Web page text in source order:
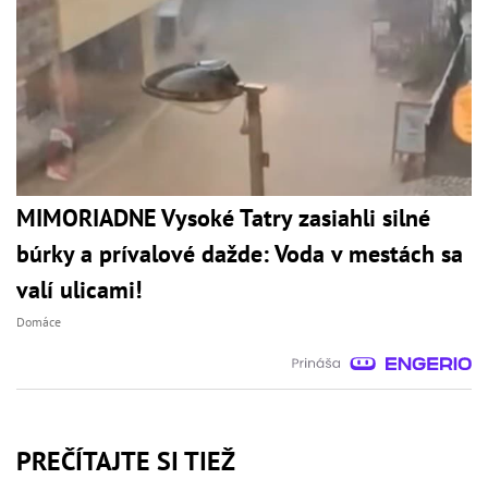
MIMORIADNE Vysoké Tatry zasiahli silné
búrky a prívalové dažde: Voda v mestách sa
valí ulicami!
Domáce
PREČÍTAJTE SI TIEŽ